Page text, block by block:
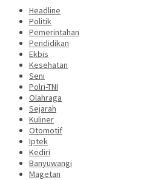
Headline
Politik
Pemerintahan
Pendidikan
Ekbis
Kesehatan
Seni
Polri-TNI
Olahraga
Sejarah
Kuliner
Otomotif
Iptek
Kediri
Banyuwangi
Magetan